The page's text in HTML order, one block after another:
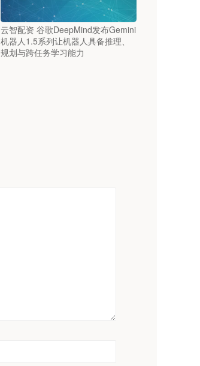
云智配资 谷歌DeepMind发布Gemini
机器人1.5系列让机器人具备推理、
规划与跨任务学习能力